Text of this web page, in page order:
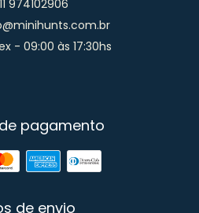
11 974102906
- 09:00 às 17:30hs
pagamento
de envio